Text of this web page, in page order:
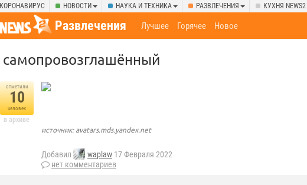
КОРОНАВИРУС НОВОСТИ НАУКА И ТЕХНИКА РАЗВЛЕЧЕНИЯ КУХНЯ NEWS2
Развлечения Лучшее Горячее Новое
самопровозглашённый
отметили
10
человек
в архиве
источник: avatars.mds.yandex.net
Добавил waplaw 17 Февраля 2022
нет комментариев